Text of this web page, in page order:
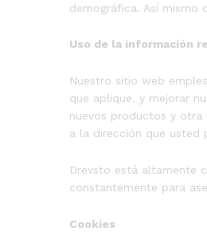
demográfica. Así mismo
Uso de la información
Nuestro sitio web
que aplique, y mejorar
nuevos productos y otra
a la dirección que usted
Drevsto está altamente
constantemente para
Cookies